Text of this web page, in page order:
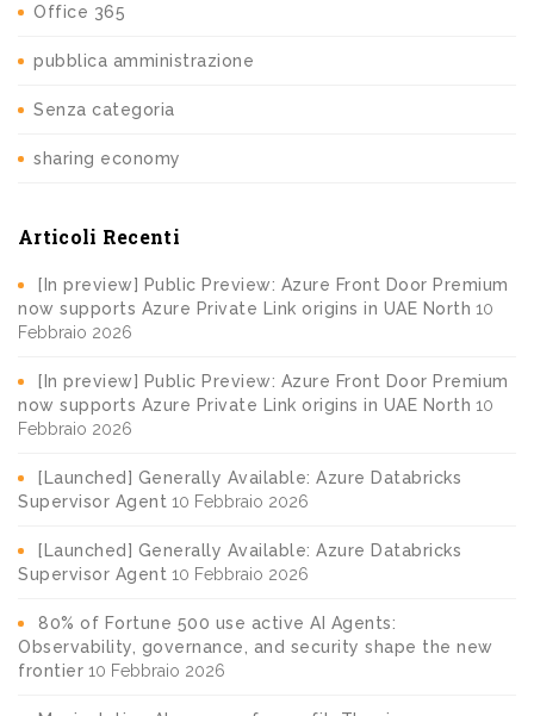
Office 365
pubblica amministrazione
Senza categoria
sharing economy
Articoli Recenti
[In preview] Public Preview: Azure Front Door Premium
now supports Azure Private Link origins in UAE North 10
Febbraio 2026
[In preview] Public Preview: Azure Front Door Premium
now supports Azure Private Link origins in UAE North 10
Febbraio 2026
[Launched] Generally Available: Azure Databricks
Supervisor Agent 10 Febbraio 2026
[Launched] Generally Available: Azure Databricks
Supervisor Agent 10 Febbraio 2026
80% of Fortune 500 use active AI Agents:
Observability, governance, and security shape the new
frontier 10 Febbraio 2026